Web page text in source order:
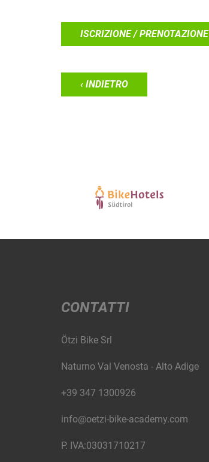
ISCRIZIONE / PRENOTAZIONE
‹ INDIETRO
CONTATTI
Ötzi Bike Srl
Naturno Val Venosta - Alto Adige
+39 347 1300926
info@oetzi-bike-academy.com
P. IVA:03031710217